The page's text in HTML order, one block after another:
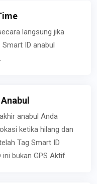
langsung jika
ID anabul
.
anabul Anda
ketika hilang dan
Tag Smart ID
bukan GPS Aktif.